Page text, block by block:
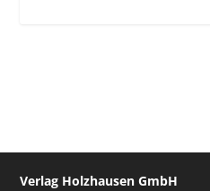
Verlag Holzhausen GmbH